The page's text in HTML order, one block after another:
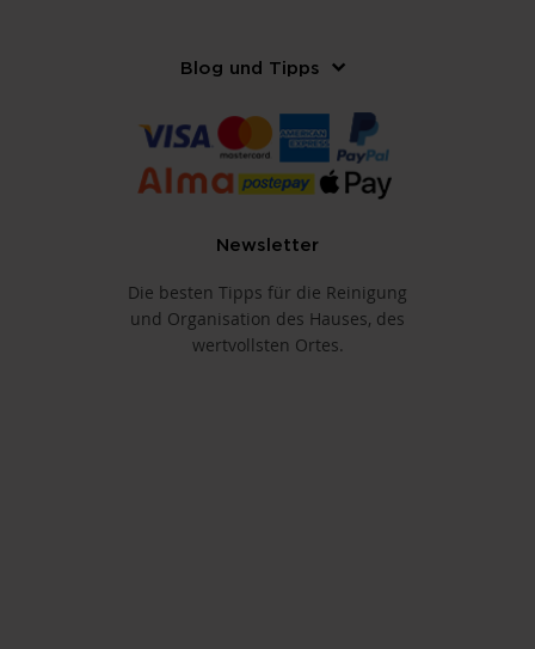
Blog und Tipps
Newsletter
Die besten Tipps für die Reinigung
und Organisation des Hauses, des
wertvollsten Ortes.